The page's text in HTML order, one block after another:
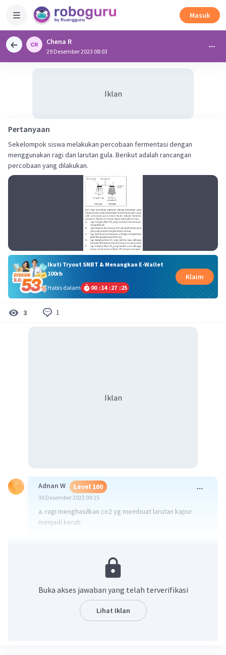
Masuk
Chena R
29 Desember 2023 08:03
Iklan
Pertanyaan
Sekelompok siswa melakukan percobaan fermentasi dengan
menggunakan ragi dan larutan gula. Berikut adalah rancangan
percobaan yang dilakukan.
Ikuti Tryout SNBT & Menangkan E-Wallet
100rb
Habis dalam
00 :14 :27 :24
Klaim
3 1
Iklan
Adnan W Level 100
30 Desember 2023 09:15
a. ragi menghasilkan co2 yg membuat larutan kapur
menjadi keruh
Buka akses jawaban yang telah terverifikasi
Lihat Iklan